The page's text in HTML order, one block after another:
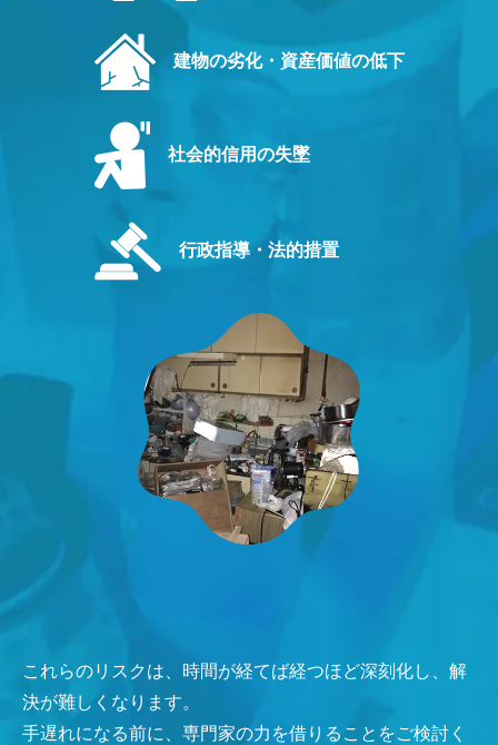
建物の劣化・資産価値の低下
社会的信用の失墜
行政指導・法的措置
これらのリスクは、時間が経てば経つほど深刻化し、解
決が難しくなります。
手遅れになる前に、専門家の力を借りることをご検討く